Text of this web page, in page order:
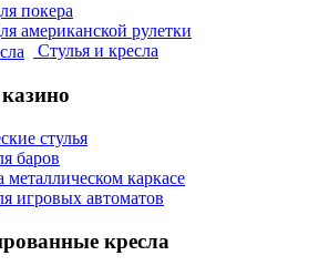
покера
американской рулетки
Стулья и кресла
стулья
баров
металлическом каркасе
игровых автоматов
кресла